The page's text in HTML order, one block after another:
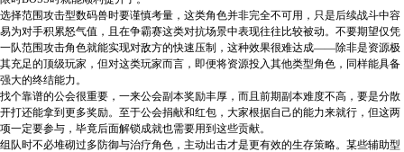
选择范围攻击型数码兽时要谨慎考量，这类角色并非完全不可用，只是后续战斗中容
易为对手积累怒气值，且在争霸赛这类对抗场景中表现往往比较被动。不要期望仅凭
一队范围攻击角色就能实现对敌方的快速压制，这种效果很难达成——除非是资源极
其充足的顶级玩家，但对这类玩家而言，即便将资源投入其他类型角色，同样能具备
强大的终结能力。
找个靠谱的公会很重要，一来公会副本奖励丰厚，而且前期副本难度不高，要是分散
开打还能拿到更多奖励。至于公会捐献和红包，大家根据自己的能力来就行，但这两
项一定要参与，毕竟后面解锁成就也需要用到这些贡献。
组队时不必堆砌过多防御与治疗角色，主动出击才是更有效的生存策略。某些辅助型